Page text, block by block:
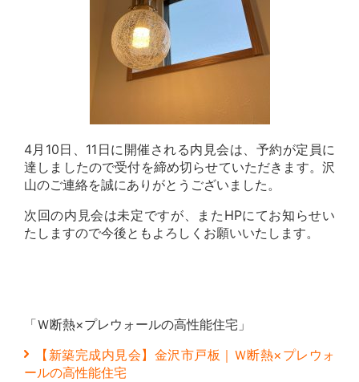
4月10日、11日に開催される内見会は、予約が定員に
達しましたので受付を締め切らせていただきます。沢
山のご連絡を誠にありがとうございました。
次回の内見会は未定ですが、またHPにてお知らせい
たしますので今後ともよろしくお願いいたします。
「Ｗ断熱×プレウォールの高性能住宅」
【新築完成内見会】金沢市戸板｜Ｗ断熱×プレウォ
ールの高性能住宅